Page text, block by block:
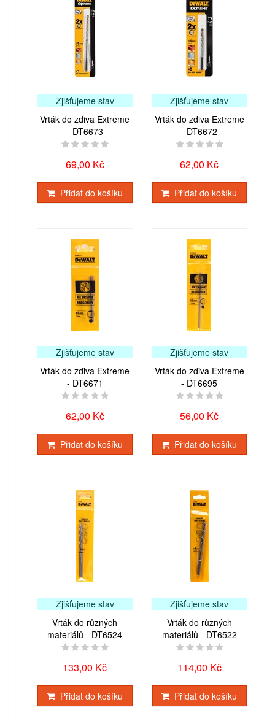
Zjišťujeme stav
Vrták do zdiva Extreme
- DT6673
69,00 Kč
Přidat do košíku
Zjišťujeme stav
Vrták do zdiva Extreme
- DT6672
62,00 Kč
Přidat do košíku
Zjišťujeme stav
Vrták do zdiva Extreme
- DT6671
62,00 Kč
Přidat do košíku
Zjišťujeme stav
Vrták do zdiva Extreme
- DT6695
56,00 Kč
Přidat do košíku
Zjišťujeme stav
Vrták do různých
materiálů - DT6524
133,00 Kč
Přidat do košíku
Zjišťujeme stav
Vrták do různých
materiálů - DT6522
114,00 Kč
Přidat do košíku